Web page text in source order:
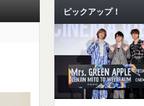
ピックアップ！